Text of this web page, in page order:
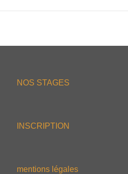
NOS STAGES
INSCRIPTION
mentions légales